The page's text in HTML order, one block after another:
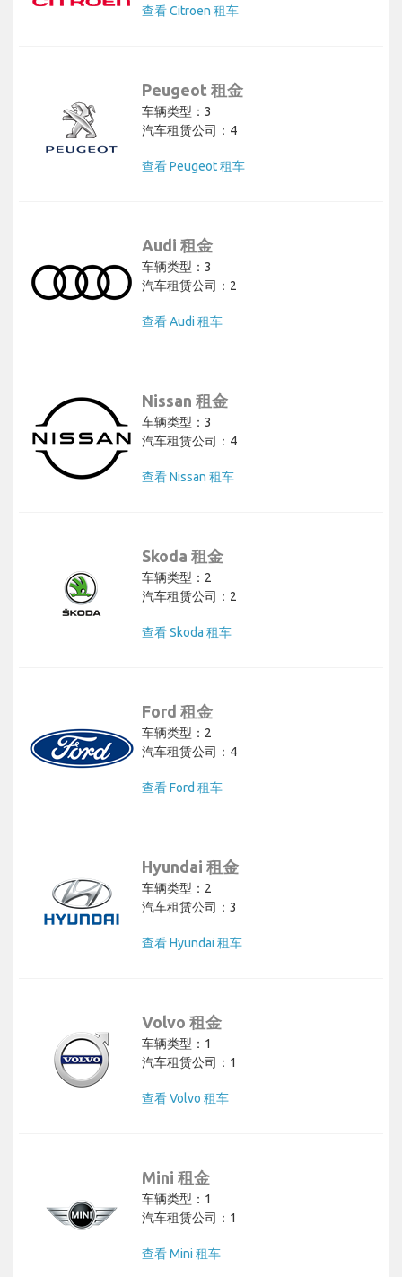
查看 Citroen 租车
Peugeot 租金
车辆类型：3
汽车租赁公司：4
查看 Peugeot 租车
Audi 租金
车辆类型：3
汽车租赁公司：2
查看 Audi 租车
Nissan 租金
车辆类型：3
汽车租赁公司：4
查看 Nissan 租车
Skoda 租金
车辆类型：2
汽车租赁公司：2
查看 Skoda 租车
Ford 租金
车辆类型：2
汽车租赁公司：4
查看 Ford 租车
Hyundai 租金
车辆类型：2
汽车租赁公司：3
查看 Hyundai 租车
Volvo 租金
车辆类型：1
汽车租赁公司：1
查看 Volvo 租车
Mini 租金
车辆类型：1
汽车租赁公司：1
查看 Mini 租车